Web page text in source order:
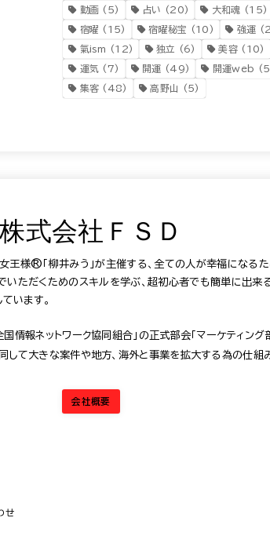
動画 (5) 占い (20) 大和魂 (15)
宿曜 (15) 宿曜秘宝 (10) 強運
氣ism (12) 独立 (6) 美容 (10)
運気 (7) 開運 (49) 開運web
集客 (48) 高野山 (5)
株式会社ＦＳＤ
王様®️「柳井みう」が主催する、全ての人が幸福になる
いただくためのスキルを学ぶ、超初心者でも簡単に出来
います。
情報ネットワーク協同組合」の正式部会「マーケティング
して大きな案件や地方、海外と事業を拡大する為の仕組
会社概要
せ